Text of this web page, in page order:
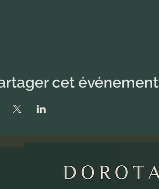
cet événement